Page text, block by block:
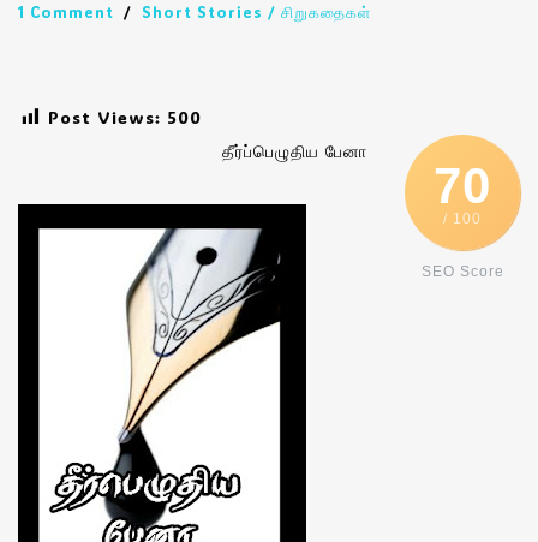
1 Comment
Short Stories / சிறுகதைகள்
Post Views: 500
70
/ 100
SEO Score
தீர்ப்பெழுதிய பேனா